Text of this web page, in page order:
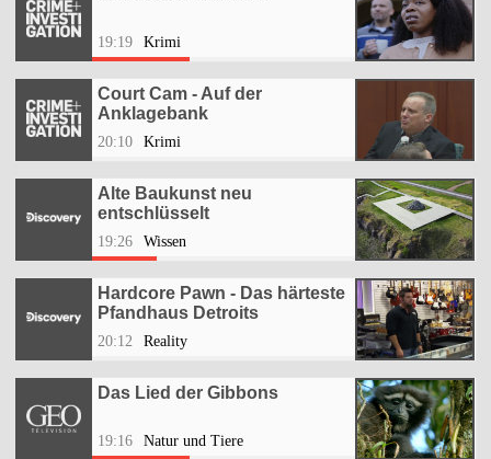
19:19 Krimi
Court Cam - Auf der
Anklagebank
20:10 Krimi
Alte Baukunst neu
entschlüsselt
19:26 Wissen
Hardcore Pawn - Das härteste
Pfandhaus Detroits
20:12 Reality
Das Lied der Gibbons
19:16 Natur und Tiere